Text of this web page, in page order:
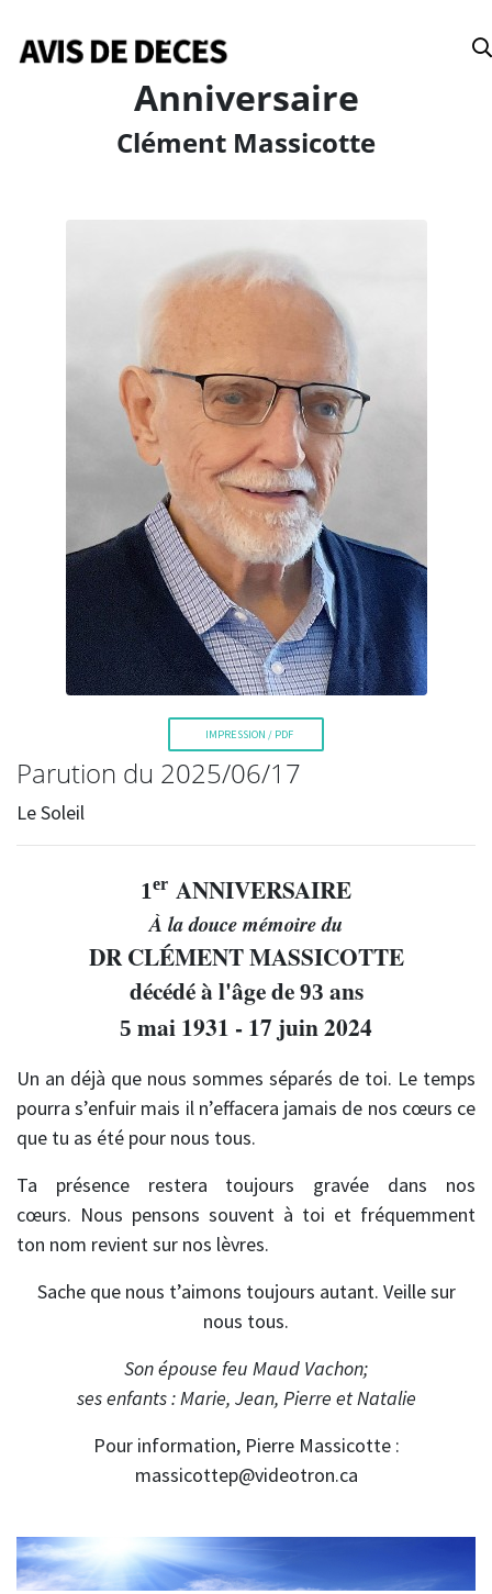
Avis de décès
Anniversaires
Remerciements
Le Soleil
Le Droit
La Tribune
Le Nouvelliste
Le Quotidien
La Voix de l'Est
RECHERCHER
Anniversaire
Clément Massicotte
IMPRESSION / PDF
Parution du 2025/06/17
Le Soleil
1er ANNIVERSAIRE
À la douce mémoire du
DR CLÉMENT MASSICOTTE
décédé à l'âge de 93 ans
5 mai 1931 - 17 juin 2024
Un an déjà que nous sommes séparés de toi. Le temps
pourra s’enfuir mais il n’effacera jamais de nos cœurs ce
que tu as été pour nous tous.
Ta présence restera toujours gravée dans nos
cœurs. Nous pensons souvent à toi et fréquemment
ton nom revient sur nos lèvres.
Sache que nous t’aimons toujours autant. Veille sur
nous tous.
Son épouse feu Maud Vachon;
ses enfants : Marie, Jean, Pierre et Natalie
Pour information, Pierre Massicotte :
massicottep@videotron.ca